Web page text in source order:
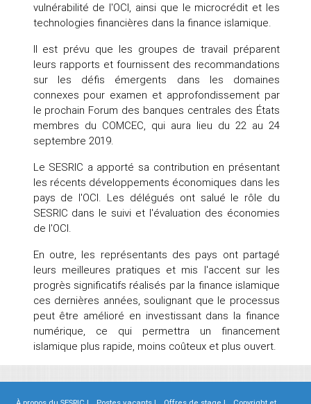
vulnérabilité de l'OCI, ainsi que le microcrédit et les
technologies financières dans la finance islamique.
Il est prévu que les groupes de travail préparent
leurs rapports et fournissent des recommandations
sur les défis émergents dans les domaines
connexes pour examen et approfondissement par
le prochain Forum des banques centrales des États
membres du COMCEC, qui aura lieu du 22 au 24
septembre 2019.
Le SESRIC a apporté sa contribution en présentant
les récents développements économiques dans les
pays de l'OCI. Les délégués ont salué le rôle du
SESRIC dans le suivi et l'évaluation des économies
de l'OCI.
En outre, les représentants des pays ont partagé
leurs meilleures pratiques et mis l'accent sur les
progrès significatifs réalisés par la finance islamique
ces dernières années, soulignant que le processus
peut être amélioré en investissant dans la finance
numérique, ce qui permettra un financement
islamique plus rapide, moins coûteux et plus ouvert.